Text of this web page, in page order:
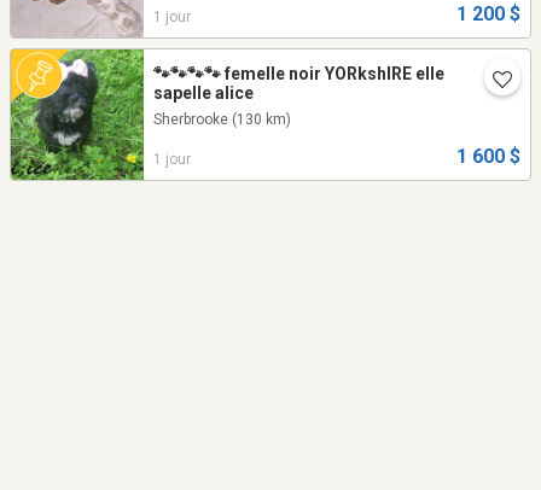
1 jour 1 200 $
🐾🐾🐾🐾 femelle noir YORkshIRE elle
sapelle alice
Sherbrooke (130 km)
1 jour 1 600 $